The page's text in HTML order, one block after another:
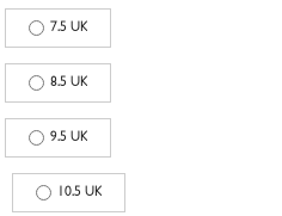
7.5 UK
8.5 UK
9.5 UK
10.5 UK